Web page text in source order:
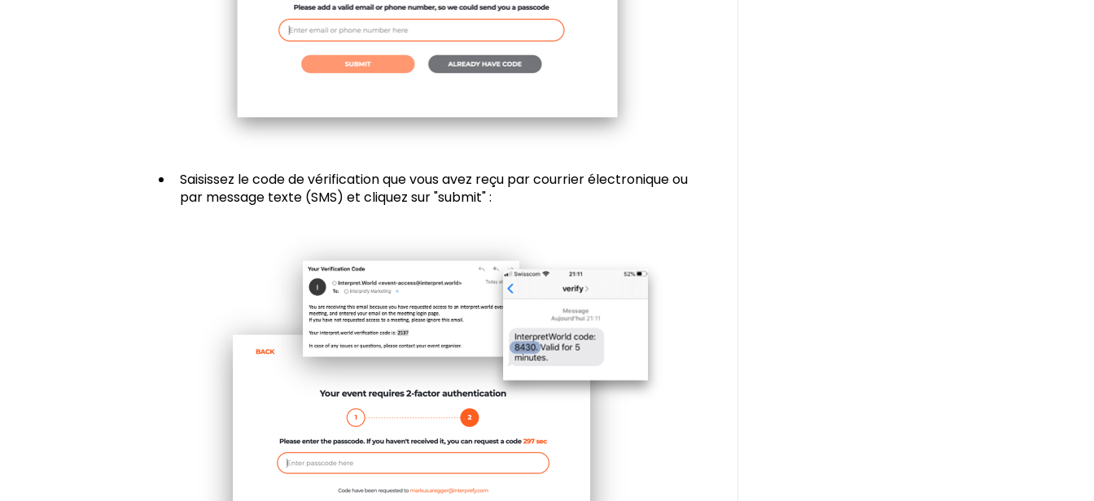
Saisissez le code de vérification que vous avez reçu par courrier électronique ou
par message texte (SMS) et cliquez sur "submit" :